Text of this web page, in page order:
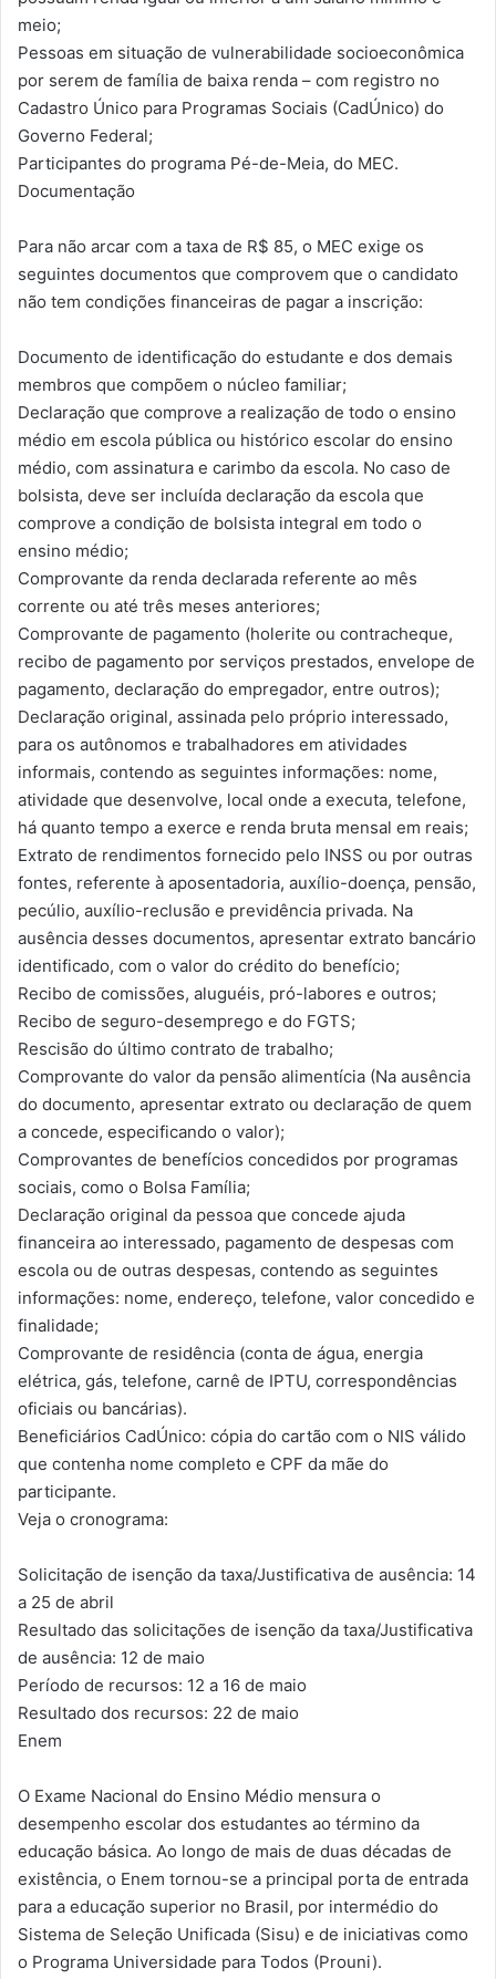
meio;
Pessoas em situação de vulnerabilidade socioeconômica
por serem de família de baixa renda – com registro no
Cadastro Único para Programas Sociais (CadÚnico) do
Governo Federal;
Participantes do programa Pé-de-Meia, do MEC.
Documentação
Para não arcar com a taxa de R$ 85, o MEC exige os
seguintes documentos que comprovem que o candidato
não tem condições financeiras de pagar a inscrição:
Documento de identificação do estudante e dos demais
membros que compõem o núcleo familiar;
Declaração que comprove a realização de todo o ensino
médio em escola pública ou histórico escolar do ensino
médio, com assinatura e carimbo da escola. No caso de
bolsista, deve ser incluída declaração da escola que
comprove a condição de bolsista integral em todo o
ensino médio;
Comprovante da renda declarada referente ao mês
corrente ou até três meses anteriores;
Comprovante de pagamento (holerite ou contracheque,
recibo de pagamento por serviços prestados, envelope de
pagamento, declaração do empregador, entre outros);
Declaração original, assinada pelo próprio interessado,
para os autônomos e trabalhadores em atividades
informais, contendo as seguintes informações: nome,
atividade que desenvolve, local onde a executa, telefone,
há quanto tempo a exerce e renda bruta mensal em reais;
Extrato de rendimentos fornecido pelo INSS ou por outras
fontes, referente à aposentadoria, auxílio-doença, pensão,
pecúlio, auxílio-reclusão e previdência privada. Na
ausência desses documentos, apresentar extrato bancário
identificado, com o valor do crédito do benefício;
Recibo de comissões, aluguéis, pró-labores e outros;
Recibo de seguro-desemprego e do FGTS;
Rescisão do último contrato de trabalho;
Comprovante do valor da pensão alimentícia (Na ausência
do documento, apresentar extrato ou declaração de quem
a concede, especificando o valor);
Comprovantes de benefícios concedidos por programas
sociais, como o Bolsa Família;
Declaração original da pessoa que concede ajuda
financeira ao interessado, pagamento de despesas com
escola ou de outras despesas, contendo as seguintes
informações: nome, endereço, telefone, valor concedido e
finalidade;
Comprovante de residência (conta de água, energia
elétrica, gás, telefone, carnê de IPTU, correspondências
oficiais ou bancárias).
Beneficiários CadÚnico: cópia do cartão com o NIS válido
que contenha nome completo e CPF da mãe do
participante.
Veja o cronograma:
Solicitação de isenção da taxa/Justificativa de ausência: 14
a 25 de abril
Resultado das solicitações de isenção da taxa/Justificativa
de ausência: 12 de maio
Período de recursos: 12 a 16 de maio
Resultado dos recursos: 22 de maio
Enem
O Exame Nacional do Ensino Médio mensura o
desempenho escolar dos estudantes ao término da
educação básica. Ao longo de mais de duas décadas de
existência, o Enem tornou-se a principal porta de entrada
para a educação superior no Brasil, por intermédio do
Sistema de Seleção Unificada (Sisu) e de iniciativas como
o Programa Universidade para Todos (Prouni).